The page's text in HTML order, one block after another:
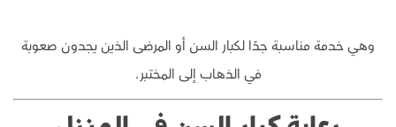
وهي خدمة مناسبة جدًا لكبار السن أو المرضى الذين يجدون صعوبة
في الذهاب إلى المختبر.